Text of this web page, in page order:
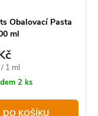
Obalovací Pasta
ml
1 ml
2 ks
DO KOŠÍKU